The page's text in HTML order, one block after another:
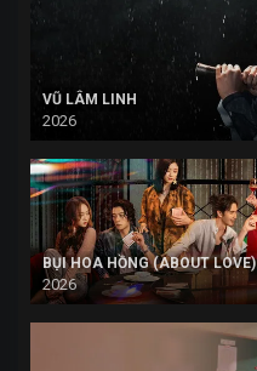
VŨ LÂM LINH
2026
BỤI HOA HỒNG (ABOUT LOVE)
2026